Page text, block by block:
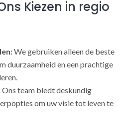
Kiezen in regio
We gebruiken alleen de beste
duurzaamheid en een prachtige
Ons team biedt deskundig
om uw visie tot leven te